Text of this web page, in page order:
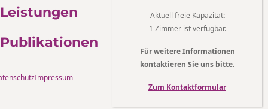
Leistungen
Publikationen
Impressum
Aktuell freie Kapazität:
1 Zimmer ist verfügbar.
Für weitere Informationen
kontaktieren Sie uns bitte.
Zum Kontaktformular